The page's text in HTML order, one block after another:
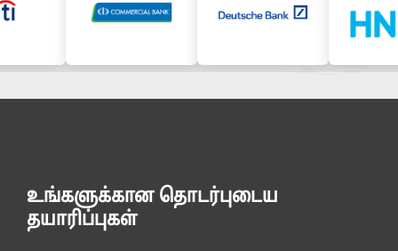
உங்களுக்கான தொடர்புடைய
தயாரிப்புகள்